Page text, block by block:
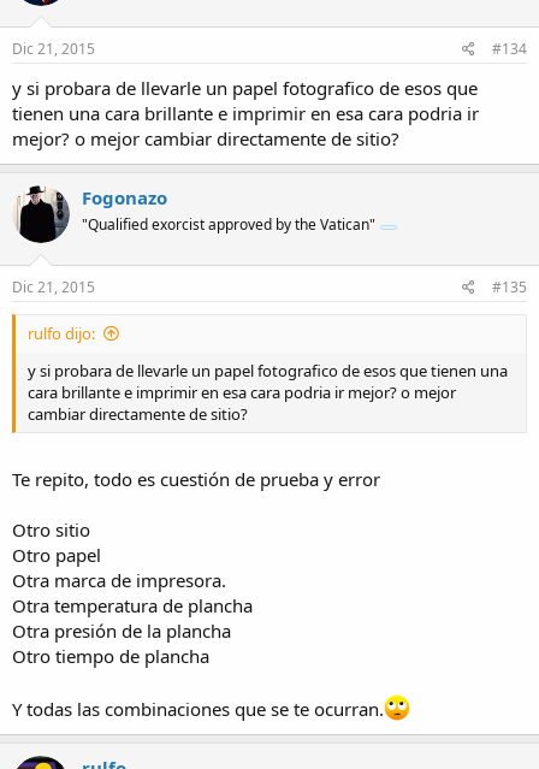
Dic 21, 2015 #134
y si probara de llevarle un papel fotografico de esos que
tienen una cara brillante e imprimir en esa cara podria ir
mejor? o mejor cambiar directamente de sitio?
Fogonazo
"Qualified exorcist approved by the Vatican"
Dic 21, 2015 #135
rulfo dijo:
y si probara de llevarle un papel fotografico de esos que tienen una
cara brillante e imprimir en esa cara podria ir mejor? o mejor
cambiar directamente de sitio?
Te repito, todo es cuestión de prueba y error
Otro sitio
Otro papel
Otra marca de impresora.
Otra temperatura de plancha
Otra presión de la plancha
Otro tiempo de plancha
Y todas las combinaciones que se te ocurran.